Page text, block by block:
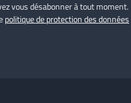
vous désabonner à tout moment.
politique de protection des données